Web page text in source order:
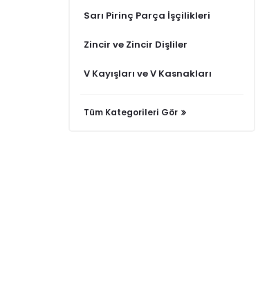
Sarı Pirinç Parça İşçilikleri
Zincir ve Zincir Dişliler
V Kayışları ve V Kasnakları
Tüm Kategorileri Gör